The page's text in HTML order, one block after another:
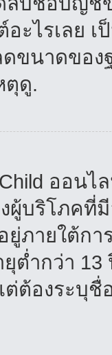
ะไรเลย
ดขนาดขอ
ตุดู.
ออนไ
บริโภคที่
ยู่ภายใต้ก
ต่ำกว่า
ต่ต้องระบุ